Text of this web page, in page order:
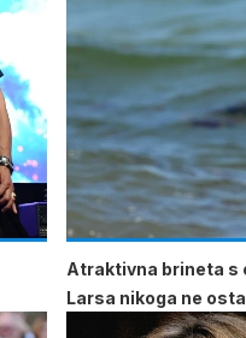
Atraktivna brineta s
Larsa nikoga ne